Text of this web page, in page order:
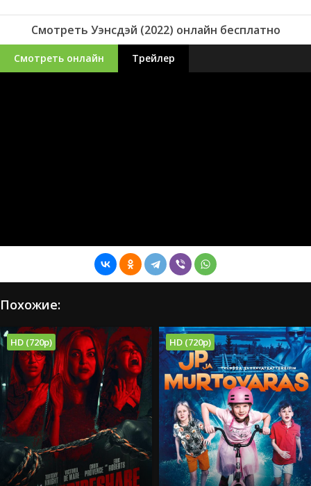
Смотреть Уэнсдэй (2022) онлайн бесплатно
Смотреть онлайн Трейлер
Похожие:
HD (720p) HD (720p)